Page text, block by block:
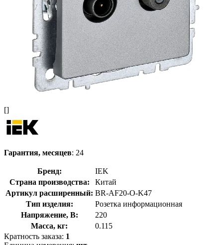
[]
Гарантия, месяцев: 24
Бренд:
IEK
Страна производства:
Китай
Артикул расширенный: BR-AF20-O-K47
Тип изделия:
Розетка информационная
Напряжение, В:
220
Масса, кг:
0.115
Кратность заказа: 1